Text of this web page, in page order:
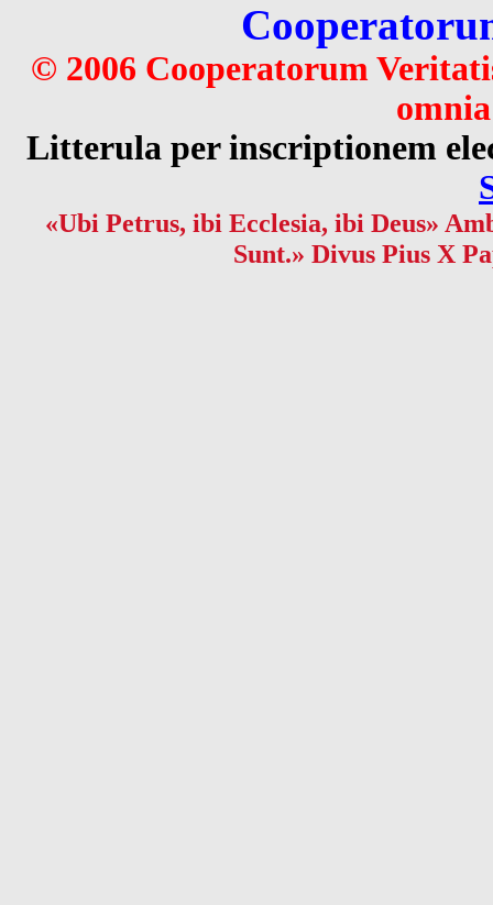
© 2006 Cooperatorum
Litterula per inscriptionem
«Ubi Petrus, ibi Ecclesia, ibi Deus»
Sunt.» Divus Pius X